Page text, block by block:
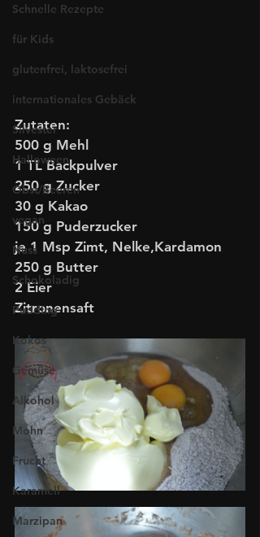
Schnelle Rezepte
für Kids
glutenfrei, laktosefrei
internationales Gebäck
Silvester
Halloween
Obst/Beeren
vegan
Nuss
Schokoladig
Pudding
Kokos
Gemüse
Alkohol
Mohn
Frucht
Karamell
Marzipan
Zutaten:
500 g Mehl
1 TL Backpulver
250 g Zucker
30 g Kakao
150 g Puderzucker
je 1 Msp Zimt, Nelke,Kardamon
250 g Butter
2 Eier
Zitronensaft